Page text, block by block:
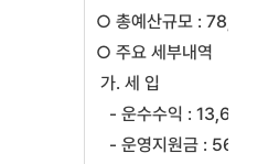
○ 총예산규모 : 78,393
○ 주요 세부내역
가. 세 입
- 운수수익 : 13,694
- 운영지원금 :